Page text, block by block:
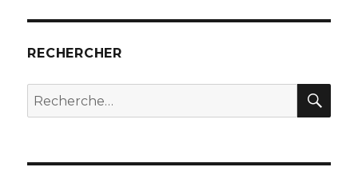
RECHERCHER
Recherche
pour